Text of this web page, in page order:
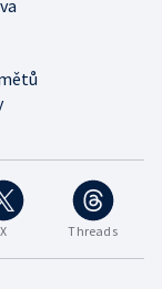
X Threads